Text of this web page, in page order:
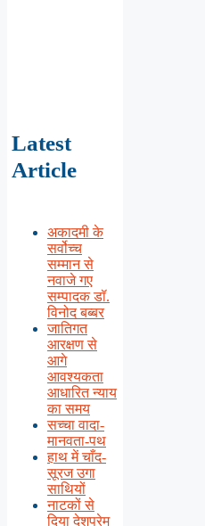
Latest
Article
अकादमी के
सर्वोच्च
सम्मान से
नवाजे गए
सम्पादक डॉ.
विनोद बब्बर
जातिगत
आरक्षण से
आगे
आवश्यकता
आधारित न्याय
का समय
सच्चा वादा-
मानवता-पथ
हाथ में चाँद-
सूरज उगा
साथियों
नाटकों से
दिया देशप्रेम